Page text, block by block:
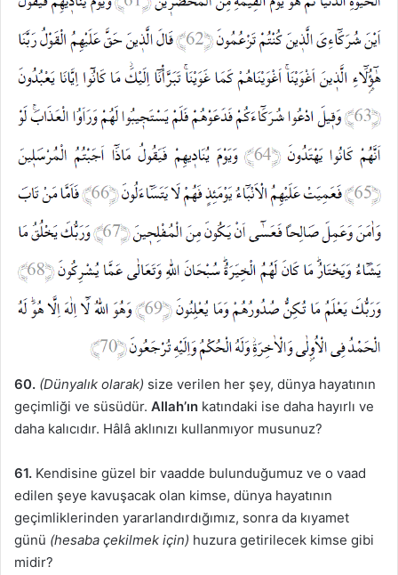
60. (Dünyalık olarak) size verilen her şey, dünya hayatının
geçimliği ve süsüdür. Allah’ın katındaki ise daha hayırlı ve
daha kalıcıdır. Hâlâ aklınızı kullanmıyor musunuz?
61. Kendisine güzel bir vaadde bulunduğumuz ve o vaad
edilen şeye kavuşacak olan kimse, dünya hayatının
geçimliklerinden yararlandırdığımız, sonra da kıyamet
günü (hesaba çekilmek için) huzura getirilecek kimse gibi
midir?